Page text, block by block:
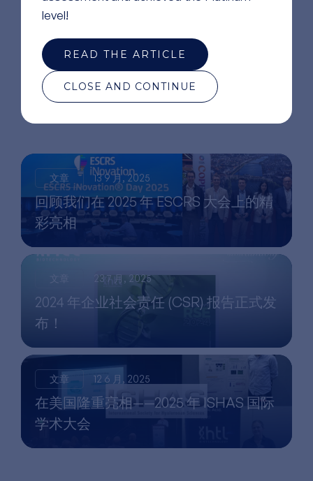
level!
READ THE ARTICLE
CLOSE AND CONTINUE
阅读 更多文章
文章 13 9 月, 2025
回顾我们在 2025 年 ESCRS 大会上的精
彩亮相
文章 23 7 月, 2025
2024 年企业社会责任 (CSR) 报告正式发
布！
文章 12 6 月, 2025
在美国隆重亮相——2025 年 ISHAS 国际
学术大会